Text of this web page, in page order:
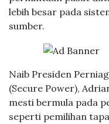
lebih besar pada
sumber.
Naib Presiden
(Secure Power),
mesti bermula pada
seperti pemilihan